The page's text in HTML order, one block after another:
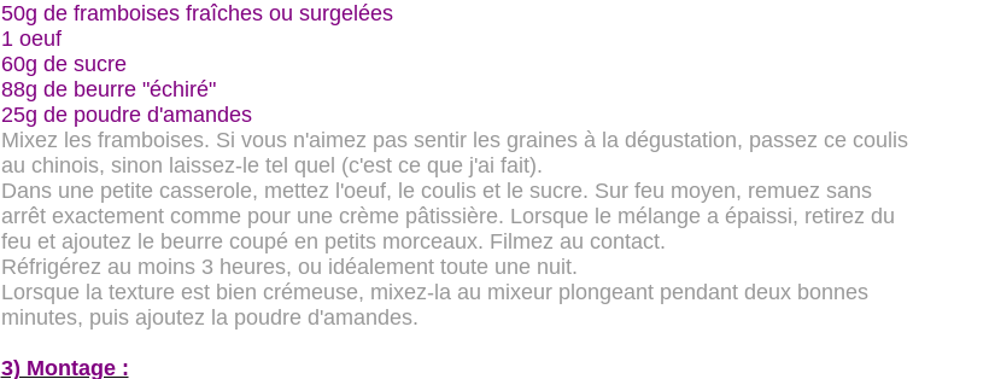
50g de framboises fraîches ou surgelées
1 oeuf
60g de sucre
88g de beurre "échiré"
25g de poudre d'amandes
Mixez les framboises. Si vous n'aimez pas sentir les graines à la dégustation, passez ce coulis
au chinois, sinon laissez-le tel quel (c'est ce que j'ai fait).
Dans une petite casserole, mettez l'oeuf, le coulis et le sucre. Sur feu moyen, remuez sans
arrêt exactement comme pour une crème pâtissière. Lorsque le mélange a épaissi, retirez du
feu et ajoutez le beurre coupé en petits morceaux. Filmez au contact.
Réfrigérez au moins 3 heures, ou idéalement toute une nuit.
Lorsque la texture est bien crémeuse, mixez-la au mixeur plongeant pendant deux bonnes
minutes, puis ajoutez la poudre d'amandes.
3) Montage :